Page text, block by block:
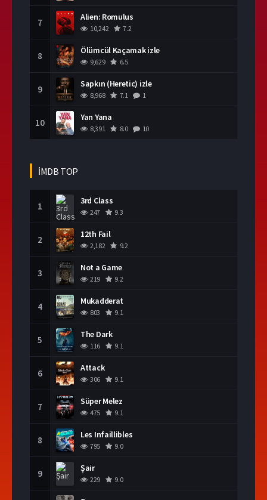
7 Alien: Romulus
10,242 7.2
8 Ölümcül Kaçamak izle
9,629 6.5
9 Sapkın (Heretic) izle
8,968 7.1 1
10 Yan Yana
8,391 8.0 10
İMDB TOP
1 3rd Class
247 9.3
2 12th Fail
2,182 9.2
3 Not a Game
219 9.2
4 Mukadderat
803 9.1
5 The Dark
116 9.1
6 Attack
306 9.1
7 Süper Melez
475 9.1
8 Les Infaillibles
795 9.0
9 Şair
229 9.0